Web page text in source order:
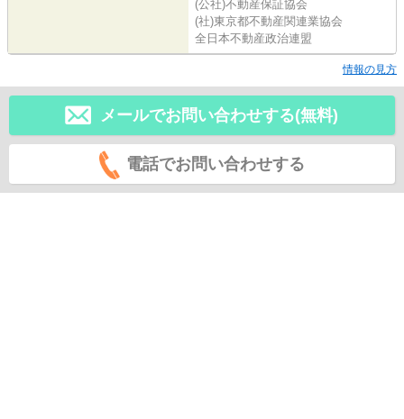
(公社)不動産保証協会
(社)東京都不動産関連業協会
全日本不動産政治連盟
情報の見方
メールでお問い合わせする(無料)
電話でお問い合わせする